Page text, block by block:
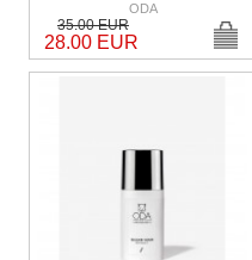
ODA
35.00 EUR
28.00 EUR